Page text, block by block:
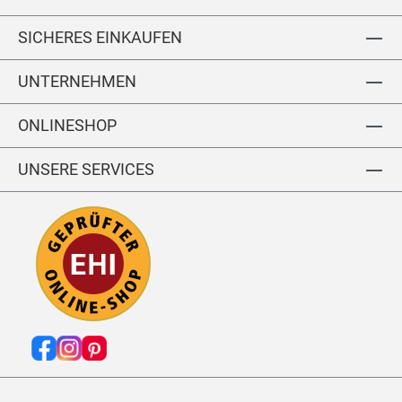
SICHERES EINKAUFEN
UNTERNEHMEN
ONLINESHOP
UNSERE SERVICES